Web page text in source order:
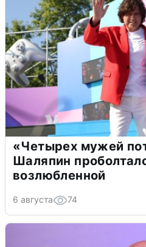
«Четырех мужей
Шаляпин
возлюбленной
6 августа 74